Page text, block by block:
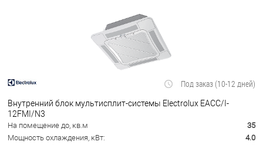
Под заказ (10-12 дней)
Внутренний блок мультисплит-системы Electrolux EACС/I-
12FMI/N3
На помещение до, кв.м
35
Мощность охлаждения, кВт:
4.0